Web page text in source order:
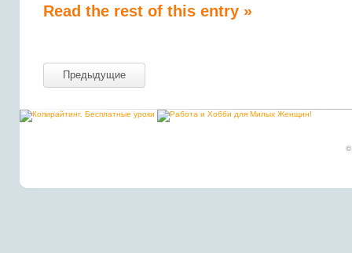
Read the rest of this entry »
Предыдущие
©